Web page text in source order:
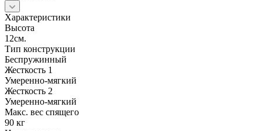
Характеристики
Высота
12см.
Тип конструкции
Беспружинный
Жесткость 1
Умеренно-мягкий
Жесткость 2
Умеренно-мягкий
Макс. вес спящего
90 кг